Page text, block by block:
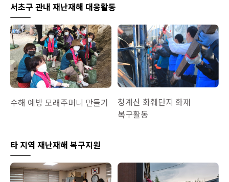
서초구 관내 재난재해 대응활동
수해 예방 모래주머니 만들기
청계산 화훼단지 화재
복구활동
타 지역 재난재해 복구지원